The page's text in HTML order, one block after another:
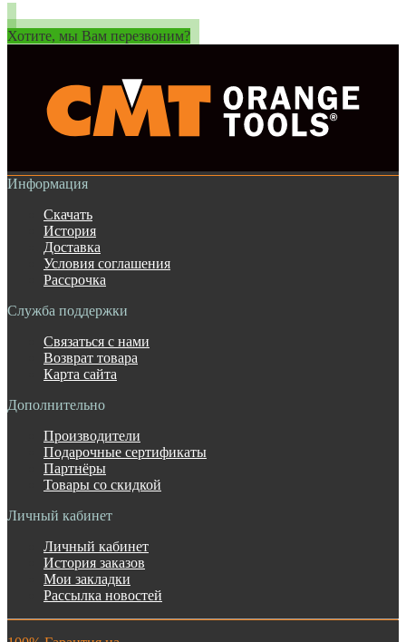
Хотите, мы Вам перезвоним?
Информация
Скачать
История
Доставка
Условия соглашения
Рассрочка
Служба поддержки
Связаться с нами
Возврат товара
Карта сайта
Дополнительно
Производители
Подарочные сертификаты
Партнёры
Товары со скидкой
Личный кабинет
Личный кабинет
История заказов
Мои закладки
Рассылка новостей